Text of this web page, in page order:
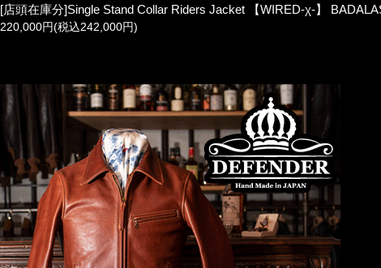
[店頭在庫分]Single Stand Collar Riders Jacket 【WIRED-χ-】
220,000円(税込242,000円)